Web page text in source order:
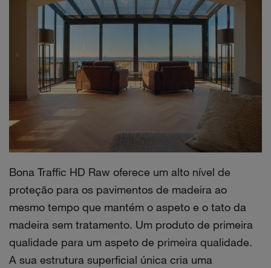
Bona Traffic HD Raw oferece um alto nível de
proteção para os pavimentos de madeira ao
mesmo tempo que mantém o aspeto e o tato da
madeira sem tratamento. Um produto de primeira
qualidade para um aspeto de primeira qualidade.
A sua estrutura superficial única cria uma